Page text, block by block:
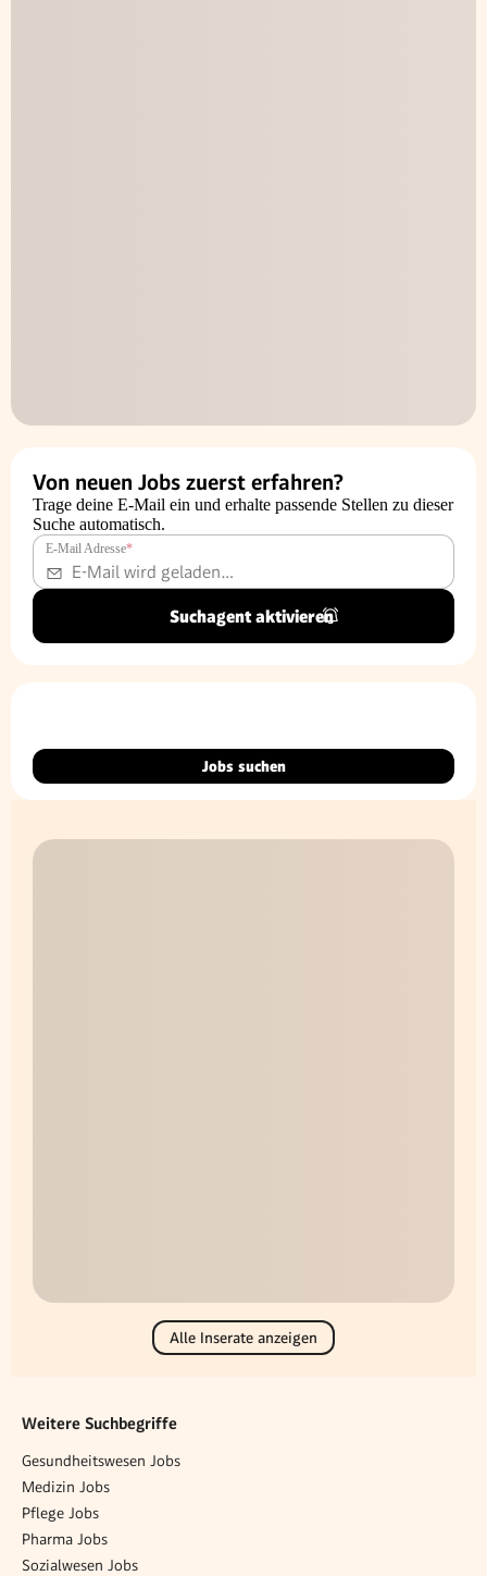
Von neuen Jobs zuerst erfahren?
Trage deine E-Mail ein und erhalte passende Stellen zu dieser
Suche automatisch.
E-Mail Adresse*
Suchagent aktivieren
Jobs suchen
Alle Inserate anzeigen
Weitere Suchbegriffe
Gesundheitswesen Jobs
Medizin Jobs
Pflege Jobs
Pharma Jobs
Sozialwesen Jobs